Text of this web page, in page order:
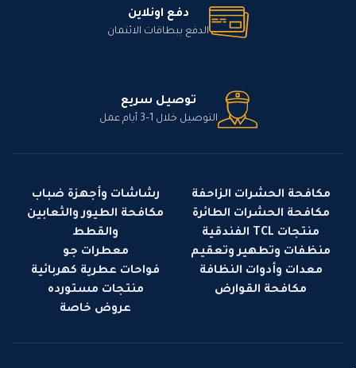
دفع اونلاين
الدفع ببطاقات الائتمان
توصيل سريع
التوصيل خلال 1–3 أيام عمل
مكافحة الحشرات الزاحفة
مكافحة الحشرات الطائرة
منتجات TCL الفندقية
منظفات وتطهير وتعقيم
معدات وأدوات النظافة
مكافحة القوارض
رشاشات وأجهزة ضباب
مكافحة الطيور والثعابين
والقطط
معطرات جو
فواحات عطرية كهربائية
منتجات مستورده
عروض خاصة